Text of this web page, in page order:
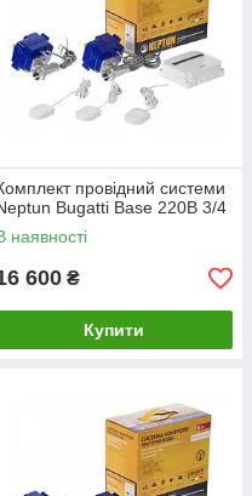
провідний системи
Bugatti Base 220B 3/4
наявності
600 ₴
Купити